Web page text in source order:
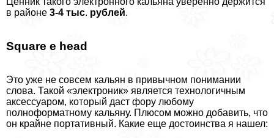
в районе 3-4 тыс. рублей.
Square e head
Это уже не совсем кальян в привычном понимании
слова. Такой «электроник» является технологичным
аксессуаром, который даст фору любому
полноформатному кальяну. Плюсом можно добавить, что
он крайне портативный. Какие еще достоинства я нашел: